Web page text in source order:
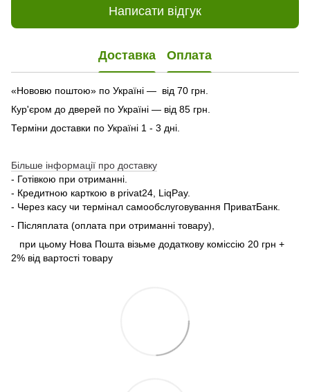
Написати відгук
Доставка Оплата
«Нововю поштою» по Україні — від 70 грн.
Кур'єром до дверей по Україні — від 85 грн.
Терміни доставки по Україні 1 - 3 дні.
Більше інформації про доставку
- Готівкою при отриманні.
- Кредитною карткою в privat24, LiqPay.
- Через касу чи термінал самообслуговування ПриватБанк.
- Післяплата (оплата при отриманні товару),
при цьому Нова Пошта візьме додаткову коміссію 20 грн +
2% від вартості товару